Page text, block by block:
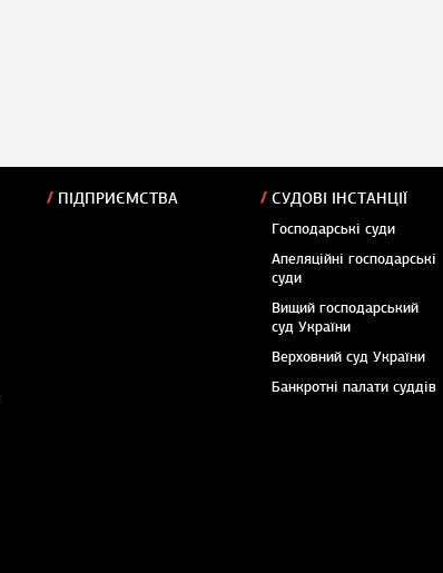
ПІДПРИЄМСТВА СУДОВІ ІНСТАНЦІЇ
Господарські суди
Апеляційні господарські
суди
Вищий господарський
суд України
Верховний суд України
Банкротні палати суддів